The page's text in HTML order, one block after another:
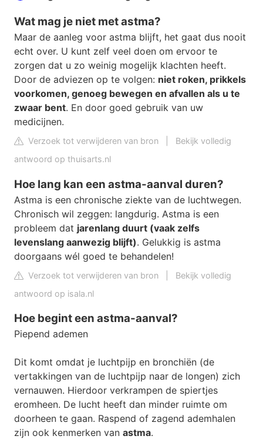
Wat mag je niet met astma?
Maar de aanleg voor astma blijft, het gaat dus nooit
echt over. U kunt zelf veel doen om ervoor te
zorgen dat u zo weinig mogelijk klachten heeft.
Door de adviezen op te volgen: niet roken, prikkels
voorkomen, genoeg bewegen en afvallen als u te
zwaar bent. En door goed gebruik van uw
medicijnen.
Verzoek tot verwijderen van bron
Bekijk volledig
antwoord op thuisarts.nl
Hoe lang kan een astma-aanval duren?
Astma is een chronische ziekte van de luchtwegen.
Chronisch wil zeggen: langdurig. Astma is een
probleem dat jarenlang duurt (vaak zelfs
levenslang aanwezig blijft). Gelukkig is astma
doorgaans wél goed te behandelen!
Verzoek tot verwijderen van bron
Bekijk volledig
antwoord op isala.nl
Hoe begint een astma-aanval?
Piepend ademen
Dit komt omdat je luchtpijp en bronchiën (de
vertakkingen van de luchtpijp naar de longen) zich
vernauwen. Hierdoor verkrampen de spiertjes
eromheen. De lucht heeft dan minder ruimte om
doorheen te gaan. Raspend of zagend ademhalen
zijn ook kenmerken van astma.